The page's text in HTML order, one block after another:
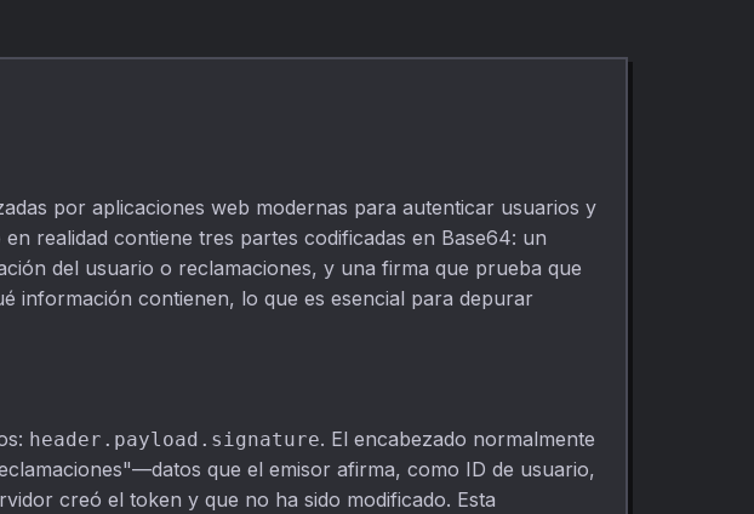
por aplicaciones web modernas para autenticar usuarios y
realidad contiene tres partes codificadas en Base64: un
del usuario o reclamaciones, y una firma que prueba que
información contienen, lo que es esencial para depurar
header.payload.signature. El encabezado normalmente
que el emisor afirma, como ID de usuario,
creó el token y que no ha sido modificado. Esta